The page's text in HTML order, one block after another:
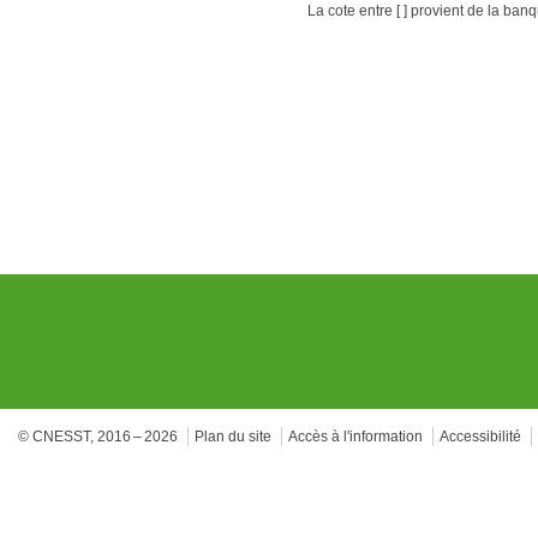
La cote entre [ ] provient de la
© CNESST, 2016 – 2026 Plan du site Accès à l'information Accessibilité